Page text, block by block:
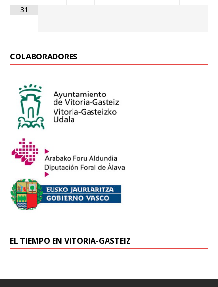
31
COLABORADORES
EL TIEMPO EN VITORIA-GASTEIZ